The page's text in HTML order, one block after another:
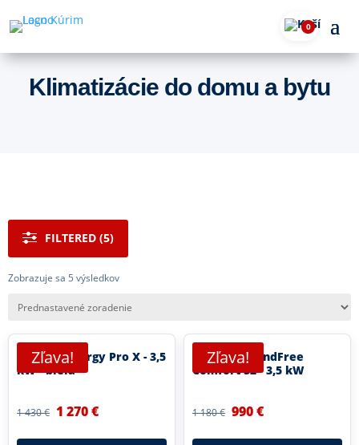
0
Klimatizácie do domu a bytu
FILTERED (5)
Zobrazuje sa 5 výsledkov
Zľava!
Hisense Energy Pro X - 3,5
kW - biela
1 430 € 1 270 €
Zľava!
Samsung WindFree
Comfort S2 - 3,5 kW
1 180 € 990 €